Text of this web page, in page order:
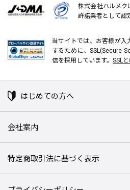
株式会社ハルメク
許諾業者として認
当サイトでは、お客様が
するために、SSL(Secure
信を採用しています。 SSL
はじめての方へ
会社案内
特定商取引法に基づく表示